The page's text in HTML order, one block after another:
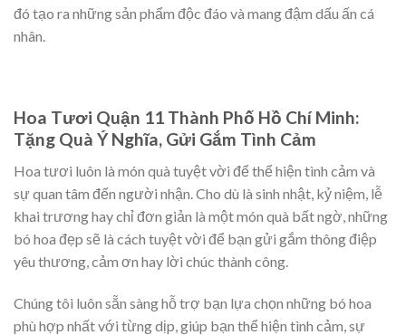
đó tạo ra những sản phẩm độc đáo và mang đậm dấu ấn cá
nhân.
Hoa Tươi Quận 11 Thành Phố Hồ Chí Minh:
Tặng Quà Ý Nghĩa, Gửi Gắm Tình Cảm
Hoa tươi luôn là món quà tuyệt vời để thể hiện tình cảm và
sự quan tâm đến người nhận. Cho dù là sinh nhật, kỷ niệm, lễ
khai trương hay chỉ đơn giản là một món quà bất ngờ, những
bó hoa đẹp sẽ là cách tuyệt vời để bạn gửi gắm thông điệp
yêu thương, cảm ơn hay lời chúc thành công.
Chúng tôi luôn sẵn sàng hỗ trợ bạn lựa chọn những bó hoa
phù hợp nhất với từng dịp, giúp bạn thể hiện tình cảm, sự